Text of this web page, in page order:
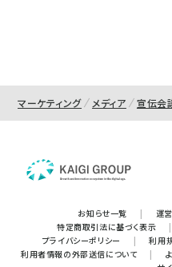
マーケティング メディア 宣伝会
お知らせ一覧 | 運
特定商取引法に基づく表示
|
プライバシーポリシー
| 利用
利用者情報の外部送信について
|